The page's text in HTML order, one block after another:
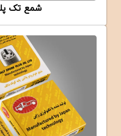
Plug (BKR6E)
شمع تک